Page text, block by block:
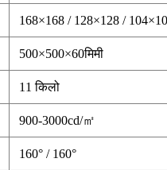
168×168 / 128×128 /
500×500×60मिमी
11 किलो
900-3000cd/㎡
160° / 160°